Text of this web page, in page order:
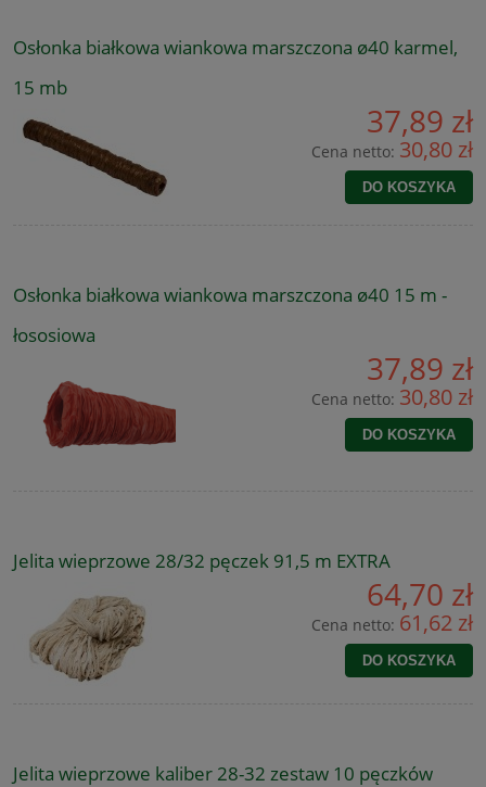
Osłonka białkowa wiankowa marszczona ø40 karmel,
15 mb
37,89 zł
Cena netto: 30,80 zł
DO KOSZYKA
Osłonka białkowa wiankowa marszczona ø40 15 m -
łososiowa
37,89 zł
Cena netto: 30,80 zł
DO KOSZYKA
Jelita wieprzowe 28/32 pęczek 91,5 m EXTRA
64,70 zł
Cena netto: 61,62 zł
DO KOSZYKA
Jelita wieprzowe kaliber 28-32 zestaw 10 pęczków